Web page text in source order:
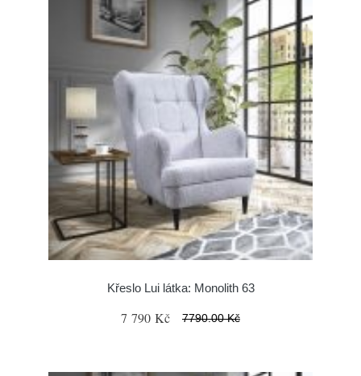
Křeslo Lui látka: Monolith 63
7 790 Kč 7790.00 Kč